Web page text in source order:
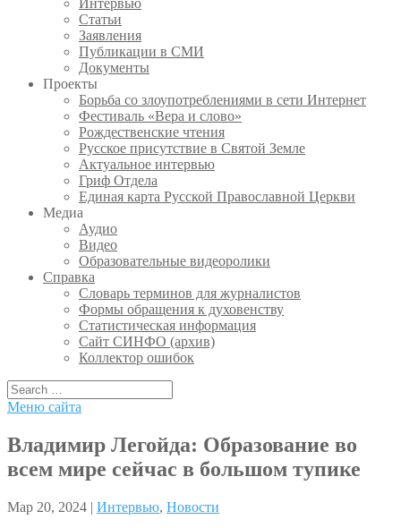
Интервью
Статьи
Заявления
Публикации в СМИ
Документы
Проекты
Борьба со злоупотреблениями в сети Интернет
Фестиваль «Вера и слово»
Рождественские чтения
Русское присутствие в Святой Земле
Актуальное интервью
Гриф Отдела
Единая карта Русской Православной Церкви
Медиа
Аудио
Видео
Образовательные видеоролики
Справка
Словарь терминов для журналистов
Формы обращения к духовенству
Статистическая информация
Сайт СИНФО (архив)
Коллектор ошибок
Меню сайта
Владимир Легойда: Образование во
всем мире сейчас в большом тупике
Мар 20, 2024 | Интервью, Новости